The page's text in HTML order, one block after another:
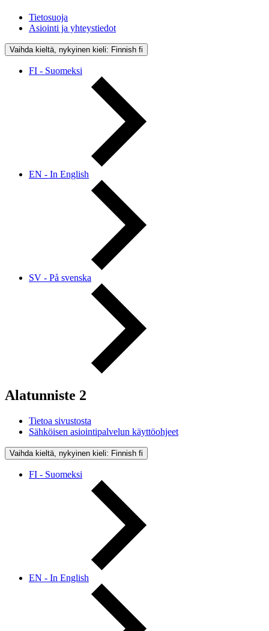
Tietosuoja
Asiointi ja yhteystiedot
Vaihda kieltä, nykyinen kieli: Finnish fi
FI - Suomeksi
EN - In English
SV - På svenska
Alatunniste 2
Tietoa sivustosta
Sähköisen asiointipalvelun käyttöohjeet
Vaihda kieltä, nykyinen kieli: Finnish fi
FI - Suomeksi
EN - In English